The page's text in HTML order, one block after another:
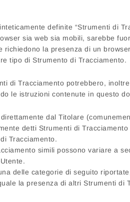
definite “Strumenti di
sia web sia mobili, sarebbe
la presenza di un
tipo di Strumento di Tracciamento.
di Tracciamento potrebbero,
le istruzioni contenute in questo
dal Titolare
detti Strumenti di
Tracciamento.
simili possono variare a
delle categorie di seguito
la presenza di altri Strumenti